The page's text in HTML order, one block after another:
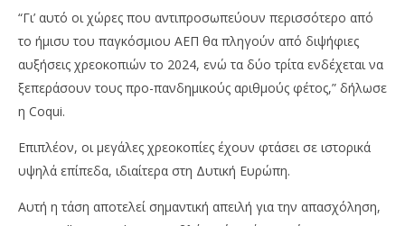
“Γι’ αυτό οι χώρες που αντιπροσωπεύουν περισσότερο από
το ήμισυ του παγκόσμιου ΑΕΠ θα πληγούν από διψήφιες
αυξήσεις χρεοκοπιών το 2024, ενώ τα δύο τρίτα ενδέχεται να
ξεπεράσουν τους προ-πανδημικούς αριθμούς φέτος,” δήλωσε
η Coqui.
Επιπλέον, οι μεγάλες χρεοκοπίες έχουν φτάσει σε ιστορικά
υψηλά επίπεδα, ιδιαίτερα στη Δυτική Ευρώπη.
Αυτή η τάση αποτελεί σημαντική απειλή για την απασχόληση,